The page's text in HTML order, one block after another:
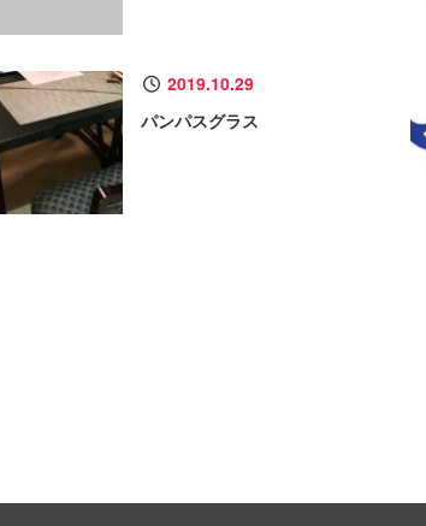
2019.10.29
パンパスグラス